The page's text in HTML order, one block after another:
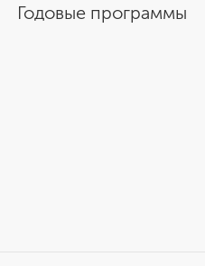
Годовые программы